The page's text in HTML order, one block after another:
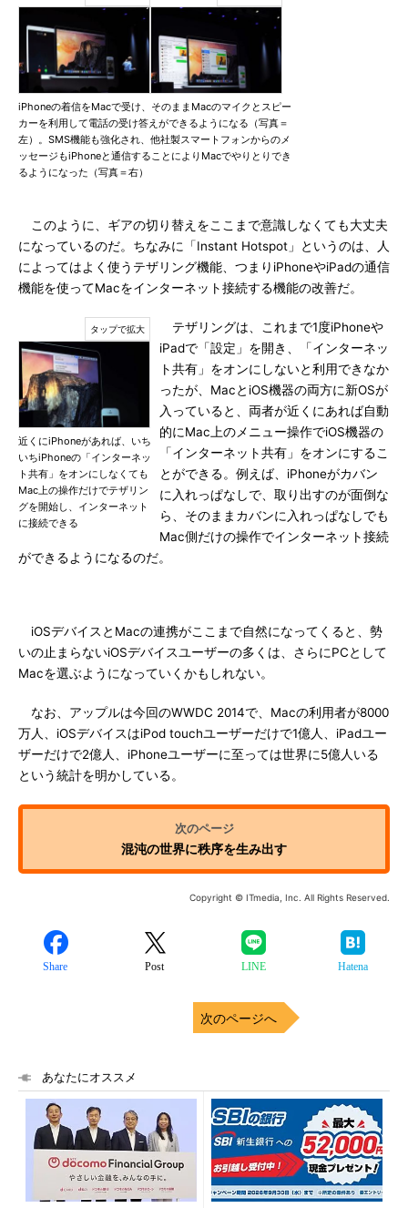
iPhoneの着信をMacで受け、そのままMacのマイクとスピー
カーを利用して電話の受け答えができるようになる（写真＝
左）。SMS機能も強化され、他社製スマートフォンからのメ
ッセージもiPhoneと通信することによりMacでやりとりでき
るようになった（写真＝右）
このように、ギアの切り替えをここまで意識しなくても大丈夫
になっているのだ。ちなみに「Instant Hotspot」というのは、人
によってはよく使うテザリング機能、つまりiPhoneやiPadの通信
機能を使ってMacをインターネット接続する機能の改善だ。
近くにiPhoneがあれば、いち
いちiPhoneの「インターネッ
ト共有」をオンにしなくても
Mac上の操作だけでテザリン
グを開始し、インターネット
に接続できる
テザリングは、これまで1度iPhoneや
iPadで「設定」を開き、「インターネッ
ト共有」をオンにしないと利用できなか
ったが、MacとiOS機器の両方に新OSが
入っていると、両者が近くにあれば自動
的にMac上のメニュー操作でiOS機器の
「インターネット共有」をオンにするこ
とができる。例えば、iPhoneがカバン
に入れっぱなしで、取り出すのが面倒な
ら、そのままカバンに入れっぱなしでも
Mac側だけの操作でインターネット接続
ができるようになるのだ。
iOSデバイスとMacの連携がここまで自然になってくると、勢
いの止まらないiOSデバイスユーザーの多くは、さらにPCとして
Macを選ぶようになっていくかもしれない。
なお、アップルは今回のWWDC 2014で、Macの利用者が8000
万人、iOSデバイスはiPod touchユーザーだけで1億人、iPadユー
ザーだけで2億人、iPhoneユーザーに至っては世界に5億人いる
という統計を明かしている。
混沌の世界に秩序を生み出す
Copyright © ITmedia, Inc. All Rights Reserved.
Share Post LINE Hatena
次のページへ
あなたにオススメ